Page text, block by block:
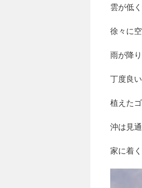
雲が低
徐々に
雨が降
丁度良
植えた
沖は見
家に着